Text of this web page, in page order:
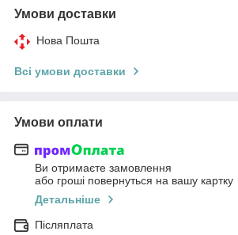
Умови доставки
Нова Пошта
Всі умови доставки
Умови оплати
Ви отримаєте замовлення
або гроші повернуться на вашу картку
Детальніше
Післяплата